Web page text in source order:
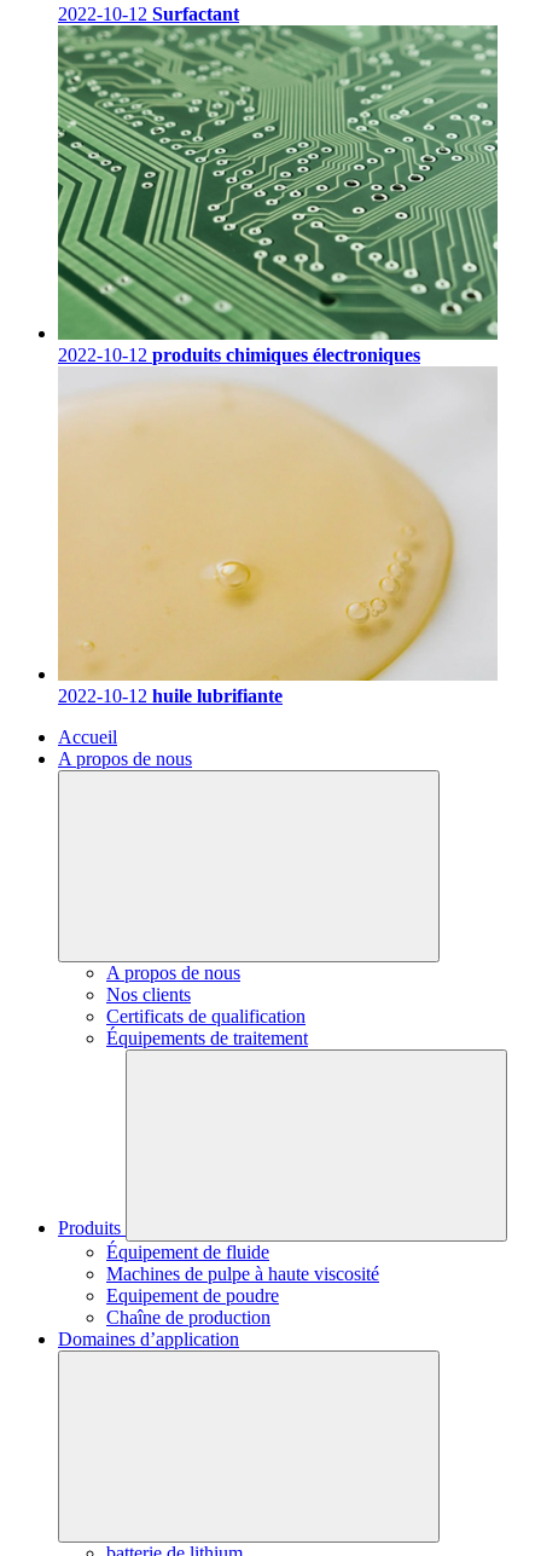
2022-10-12 Surfactant
2022-10-12 produits chimiques électroniques
2022-10-12 huile lubrifiante
Accueil
A propos de nous
A propos de nous
Nos clients
Certificats de qualification
Équipements de traitement
Produits
Équipement de fluide
Machines de pulpe à haute viscosité
Equipement de poudre
Chaîne de production
Domaines d’application